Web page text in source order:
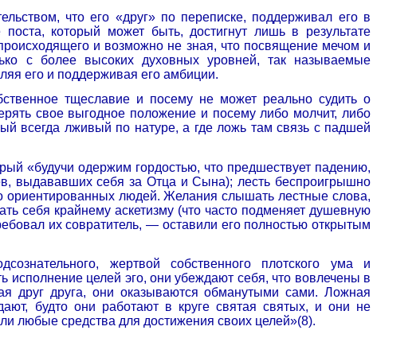
что его «друг» по переписке, поддерживал его в
который может быть, достигнут лишь в результате
и возможно не зная, что посвящение мечом и
с более высоких духовных уровней, так называемые
его и поддерживая его амбиции.
тщеславие и посему не может реально судить о
свое выгодное положение и посему либо молчит, либо
всегда лживый по натуре, а где ложь там связь с падшей
«будучи одержим гордостью, что предшествует падению,
выдававших себя за Отца и Сына); лесть беспроигрышно
ориентированных людей. Желания слышать лестные слова,
себя крайнему аскетизму (что часто подменяет душевную
их совратитель, — оставили его полностью открытым
жертвой собственного плотского ума и
целей эго, они убеждают себя, что вовлечены в
друг друга, они оказываются обманутыми сами. Ложная
будто они работают в круге святая святых, и они не
любые средства для достижения своих целей»(8).